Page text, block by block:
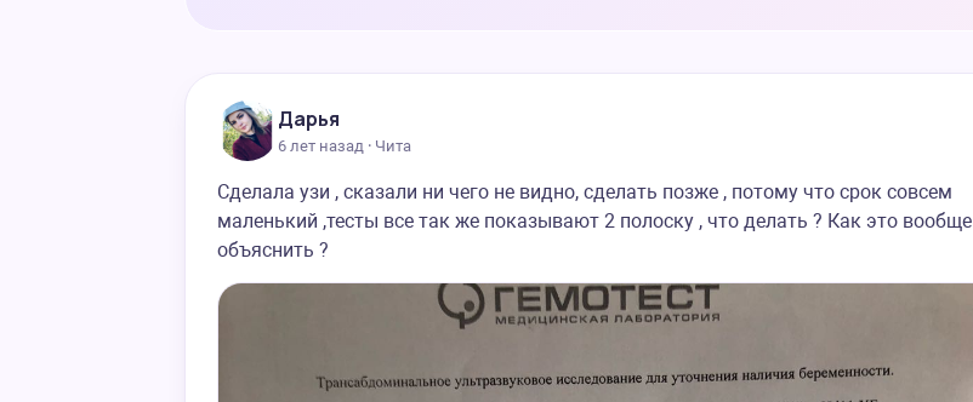
Дарья
6 лет назад · Чита
Сделала узи , сказали ни чего не видно, сделать позже , потому что срок совсем
маленький ,тесты все так же показывают 2 полоску , что делать ? Как это вообще
объяснить ?